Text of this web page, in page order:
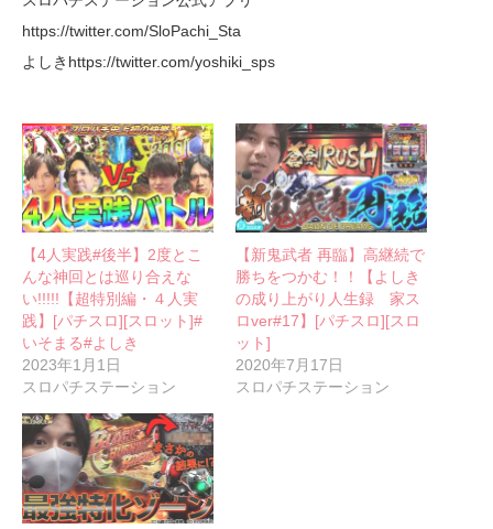
https://twitter.com/SloPachi_Sta
よしきhttps://twitter.com/yoshiki_sps
【4人実践#後半】2度とこ
んな神回とは巡り合えな
い!!!!!【超特別編・４人実
践】[パチスロ][スロット]#
いそまる#よしき
2023年1月1日
スロパチステーション
【新鬼武者 再臨】高継続で
勝ちをつかむ！！【よしき
の成り上がり人生録 家ス
ロver#17】[パチスロ][スロ
ット]
2020年7月17日
スロパチステーション